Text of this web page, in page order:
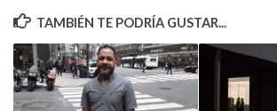
TAMBIÉN TE PODRÍA GUSTAR...